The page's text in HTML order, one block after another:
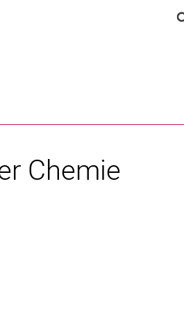
Chemie
Link, öffnet neues Fenster)
(externer Link, öffnet neues Fenster)